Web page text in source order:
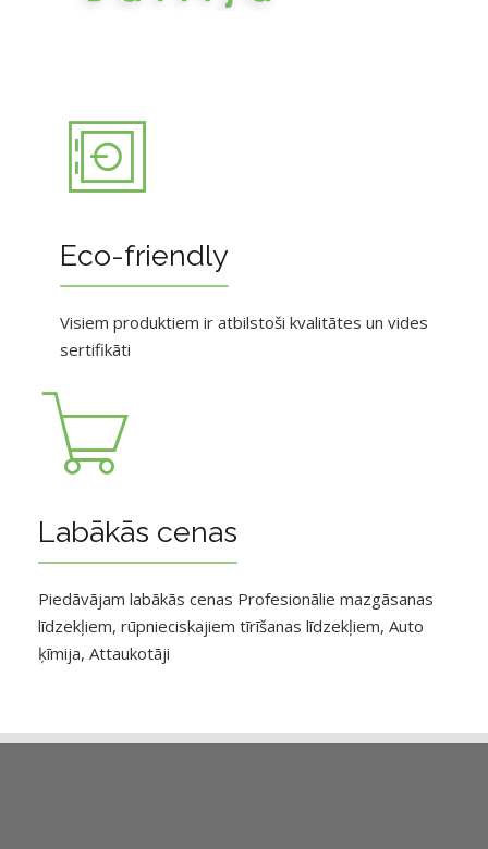
Eco-friendly
Visiem produktiem ir atbilstoši kvalitātes un vides
sertifikāti
Labākās cenas
Piedāvājam labākās cenas Profesionālie mazgāsanas
līdzekļiem, rūpnieciskajiem tīrīšanas līdzekļiem, Auto
ķīmija, Attaukotāji